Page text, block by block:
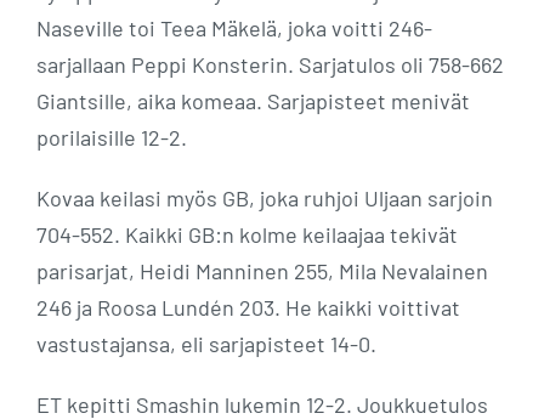
Naseville toi Teea Mäkelä, joka voitti 246-
sarjallaan Peppi Konsterin. Sarjatulos oli 758-662
Giantsille, aika komeaa. Sarjapisteet menivät
porilaisille 12-2.
Kovaa keilasi myös GB, joka ruhjoi Uljaan sarjoin
704-552. Kaikki GB:n kolme keilaajaa tekivät
parisarjat, Heidi Manninen 255, Mila Nevalainen
246 ja Roosa Lundén 203. He kaikki voittivat
vastustajansa, eli sarjapisteet 14-0.
ET kepitti Smashin lukemin 12-2. Joukkuetulos